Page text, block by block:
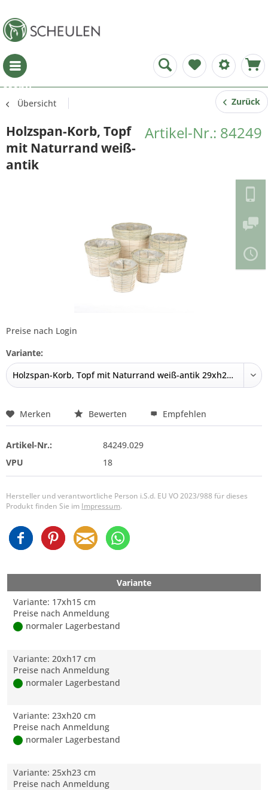
Menü
Übersicht Zurück
Artikel-Nr.: 84249
Holzspan-Korb, Topf
mit Naturrand weiß-
antik
Preise nach Login
Variante:
Merken Bewerten Empfehlen
Artikel-Nr.:
84249.029
VPU
18
Hersteller und verantwortliche Person i.S.d. EU VO 2023/988 für dieses
Produkt finden Sie im Impressum.
Variante
Variante: 17xh15 cm
Preise nach Anmeldung
normaler Lagerbestand
Variante: 20xh17 cm
Preise nach Anmeldung
normaler Lagerbestand
Variante: 23xh20 cm
Preise nach Anmeldung
normaler Lagerbestand
Variante: 25xh23 cm
Preise nach Anmeldung